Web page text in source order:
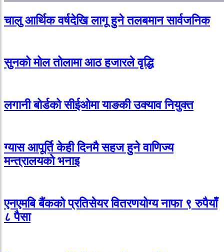
चालु आर्थिक वर्षदेखि लागू हुने तलबमान सार्वजनिक
सुनको मोल तोलामा आठ हजारले वृद्धि
लगानी बोर्डको सीईओमा याङकी उक्याव नियुक्त
ग्यास आपूर्ति केही दिनमै सहज हुने वाणिज्य
मन्त्रालयको भनाइ
एनएमबि बैंकको प्रतिसेयर वितरणयोग्य नाफा ९ रुपैयाँ
८ पैसा